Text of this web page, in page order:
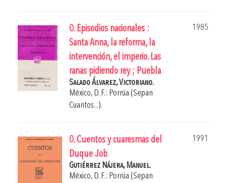
0. Episodios nacionales :
Santa Anna, la reforma, la
intervención, el imperio. Las
ranas pidiendo rey ; Puebla
1985
Salado Álvarez, Victoriano.
México, D. F.: Porrúa (Sepan
Cuantos...).
0. Cuentos y cuaresmas del
Duque Job
1991
Gutiérrez Nájera, Manuel.
México, D. F.: Porrúa (Sepan